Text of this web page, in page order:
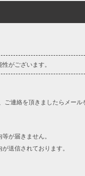
がございます。
連絡を頂きましたらメール
が届きません。
送信されております。